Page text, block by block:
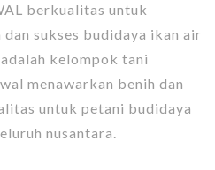
berkualitas untuk
sukses budidaya ikan air
kelompok tani
menawarkan benih dan
untuk petani budidaya
nusantara.